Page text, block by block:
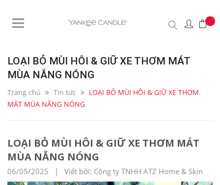
LOẠI BỎ MÙI HÔI & GIỮ XE THƠM MÁT
MÙA NẮNG NÓNG
Trang chủ Tin tức
LOẠI BỎ MÙI HÔI & GIỮ XE THƠM
MÁT MÙA NẮNG NÓNG
LOẠI BỎ MÙI HÔI & GIỮ XE THƠM MÁT
MÙA NẮNG NÓNG
06/05/2025 | Viết bởi: Công ty TNHH ATZ Home & Skin